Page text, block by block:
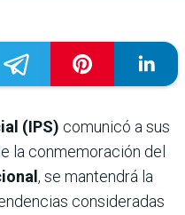
(IPS) comunicó a sus
la conmemoración del
, se mantendrá la
consideradas